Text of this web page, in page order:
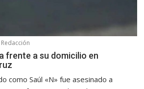
Redacción
frente a su domicilio en
como Saúl «N» fue asesinado a